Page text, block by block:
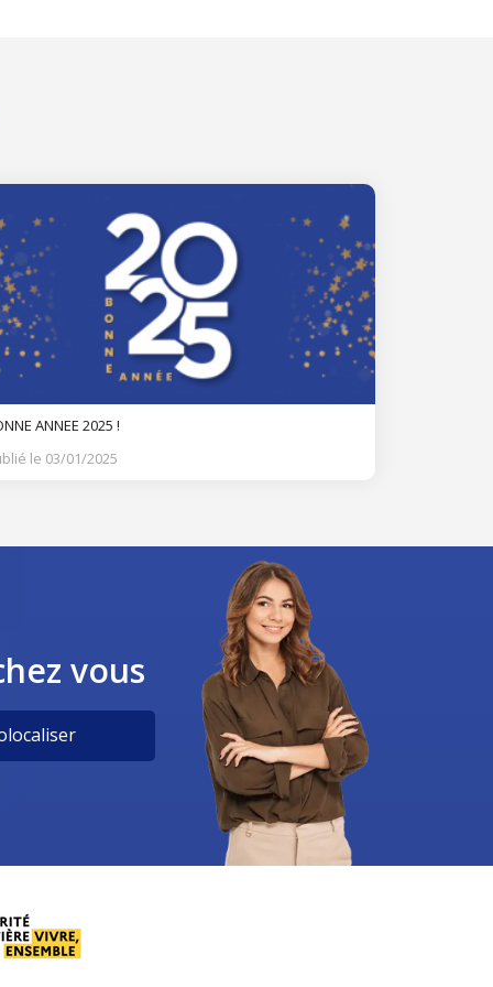
ANNEE 2025 !
le 03/01/2025
vous